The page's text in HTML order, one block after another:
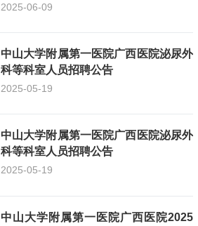
2025-06-09
中山大学附属第一医院广西医院泌尿外
科等科室人员招聘公告
2025-05-19
中山大学附属第一医院广西医院泌尿外
科等科室人员招聘公告
2025-05-19
中山大学附属第一医院广西医院2025